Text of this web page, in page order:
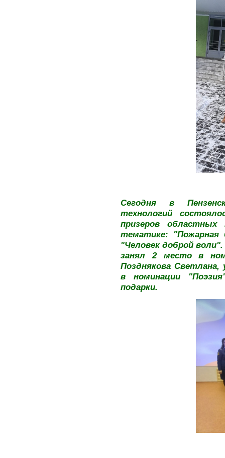
Сегодня в
технологий
призеров областных
тематике: "Пожарная
"Человек доброй воли".
занял 2 место в
Позднякова Светлана,
в номинации
подарки.